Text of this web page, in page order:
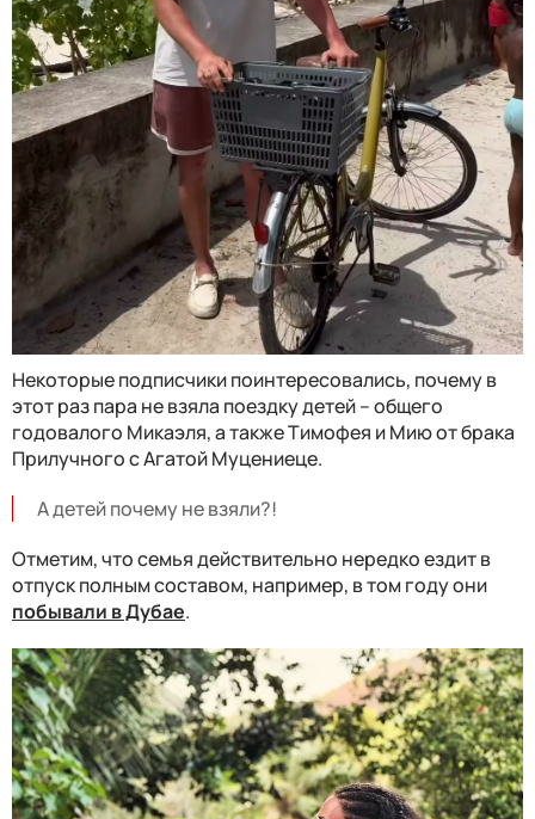
Некоторые подписчики поинтересовались, почему в
этот раз пара не взяла поездку детей – общего
годовалого Микаэля, а также Тимофея и Мию от брака
Прилучного с Агатой Муцениеце.
А детей почему не взяли?!
Отметим, что семья действительно нередко ездит в
отпуск полным составом, например, в том году они
побывали в Дубае.